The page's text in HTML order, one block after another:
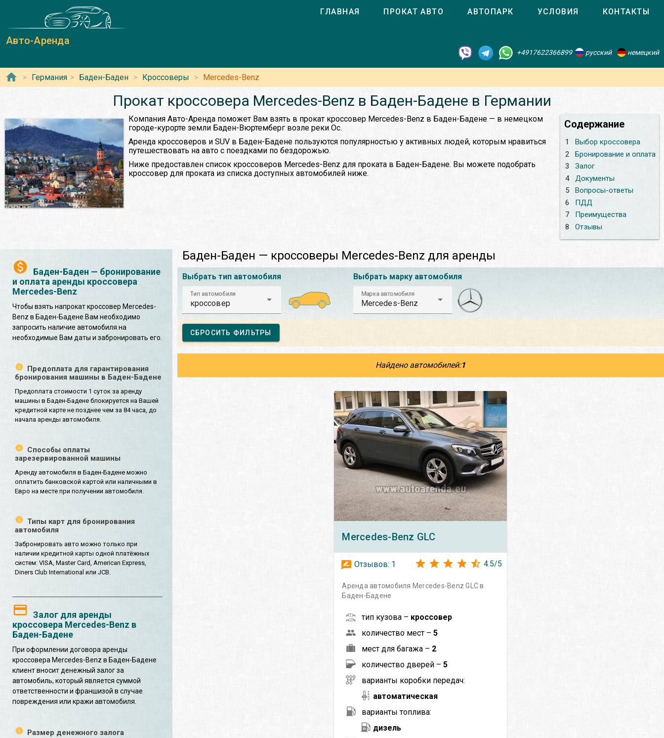
Авто-Аренда
ГЛАВНАЯ ПРОКАТ АВТО АВТОПАРК УСЛОВИЯ КОНТАКТЫ
+4917622366899 русский немецкий
Германия Баден-Баден Кроссоверы Mercedes-Benz
Прокат кроссовера Mercedes-Benz в Баден-Бадене в Германии
Содержание
1
Выбор кроссовера
2
Бронирование и оплата
3
Залог
4
Документы
5
Вопросы-ответы
6
ПДД
7
Преимущества
8
Отзывы
Компания Авто-Аренда поможет Вам взять в прокат кроссовер Mercedes-Benz в Баден-Бадене — в немецком
городе-курорте земли Баден-Вюртемберг возле реки Ос.
Аренда кроссоверов и SUV в Баден-Бадене пользуются популярностью у активных людей, которым нравиться
путешествовать на авто с поездками по бездорожью.
Ниже предоставлен список кроссоверов Mercedes-Benz для проката в Баден-Бадене. Вы можете подобрать
кроссовер для проката из списка доступных автомобилей ниже.
Баден-Баден — бронирование
и оплата аренды кроссовера
Mercedes-Benz
Чтобы взять напрокат кроссовер Mercedes-
Benz в Баден-Бадене Вам необходимо
запросить наличие автомобиля на
необходимые Вам даты и забронировать его.
Предоплата для гарантирования
бронирования машины в Баден-Бадене
Предоплата стоимости 1 суток за аренду
машины в Баден-Бадене блокируется на Вашей
кредитной карте не позднее чем за 84 часа, до
начала аренды автомобиля.
Способы оплаты
зарезервированной машины
Аренду автомобиля в Баден-Бадене можно
оплатить банковской картой или наличными в
Евро на месте при получении автомобиля.
Типы карт для бронирования
автомобиля
Забронировать авто можно только при
наличии кредитной карты одной платёжных
систем: VISA, Master Card, American Express,
Diners Club International или JCB.
Залог для аренды
кроссовера Mercedes-Benz в
Баден-Бадене
При оформлении договора аренды
кроссовера Mercedes-Benz в Баден-Бадене
клиент вносит денежный залог за
автомобиль, который является суммой
ответственности и франшизой в случае
повреждения или кражи автомобиля.
Размер денежного залога
Баден-Баден — кроссоверы Mercedes-Benz для аренды
Выбрать тип автомобиля
Тип автомобиля
кроссовер
Выбрать марку автомобиля
Марка автомобиля
Mercedes-Benz
СБРОСИТЬ ФИЛЬТРЫ
Найдено автомобилей:1
Mercedes-Benz GLC
Отзывов: 1 4.5/5
Аренда автомобиля Mercedes-Benz GLC в
Баден-Бадене
тип кузова – кроссовер
количество мест –5
мест для багажа – 2
количество дверей –5
варианты коробки передач:
автоматическая
варианты топлива:
дизель